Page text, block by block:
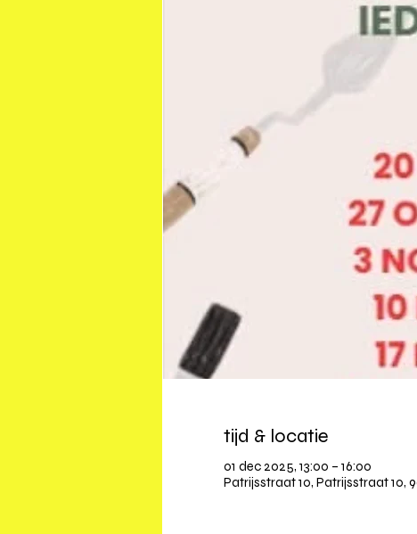
tijd & locatie
01 dec 2025, 13:00 – 16:00
Patrijsstraat 10, Patrijsstraat 10,